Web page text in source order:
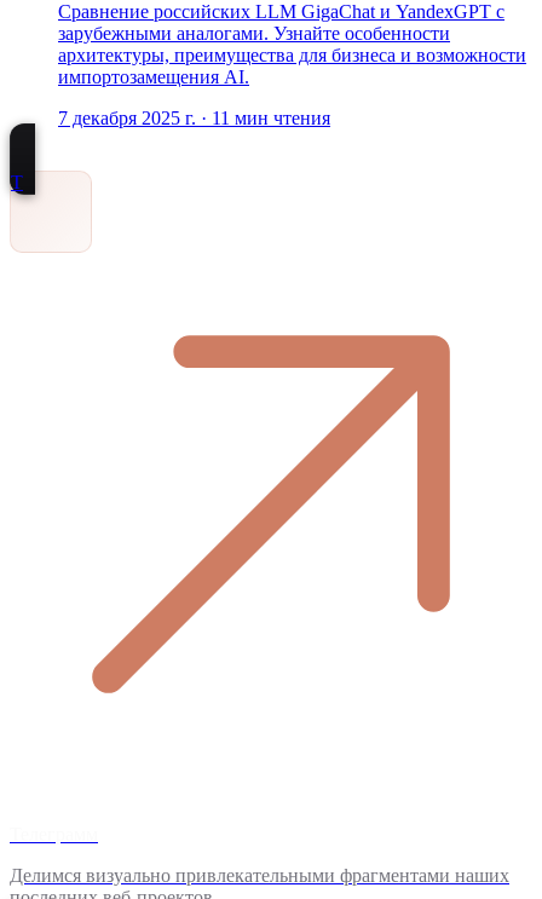
Сравнение российских LLM GigaChat и YandexGPT с
зарубежными аналогами. Узнайте особенности
архитектуры, преимущества для бизнеса и возможности
импортозамещения AI.
7 декабря 2025 г. · 11 мин чтения
Т
Делимся визуально привлекательными фрагментами наших